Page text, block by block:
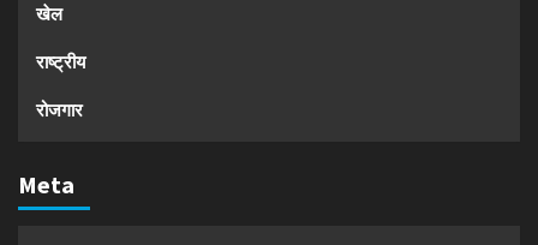
खेल
राष्ट्रीय
रोजगार
Meta